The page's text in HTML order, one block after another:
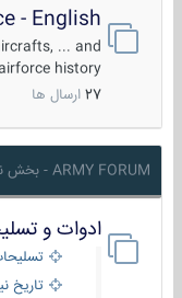
- English
aircrafts, ... and
airforce history
27 ارسال ها
ARMY FORUM - بخش نیروی زمینی
ادوات و
تسلیحات
تاریخ